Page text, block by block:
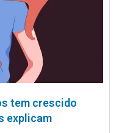
tem crescido
explicam